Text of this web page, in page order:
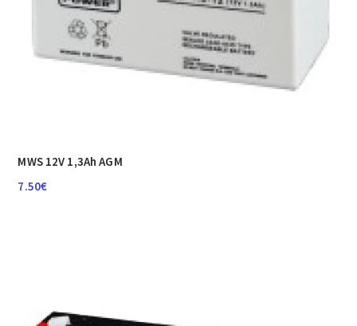
MWS 12V 1,3Ah AGM
7.50€